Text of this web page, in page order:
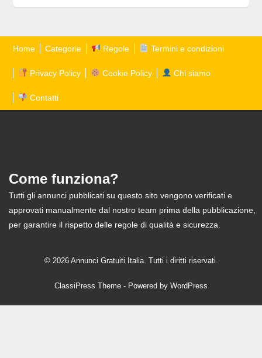
Home Categorie Regole Termini e condizioni
Privacy Policy Cookie Policy Chi siamo
Contatti
Come funziona?
Tutti gli annunci pubblicati su questo sito vengono verificati e
approvati manualmente dal nostro team prima della pubblicazione,
per garantire il rispetto delle regole di qualità e sicurezza.
© 2026 Annunci Gratuiti Italia. Tutti i diritti riservati.
ClassiPress Theme - Powered by WordPress